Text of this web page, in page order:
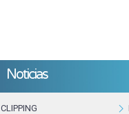
Noticias
CLIPPING